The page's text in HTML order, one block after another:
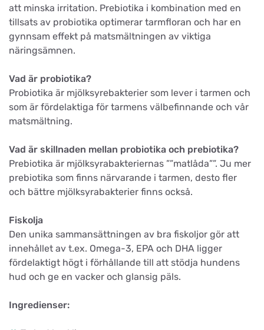
att minska irritation. Prebiotika i kombination med en
tillsats av probiotika optimerar tarmfloran och har en
gynnsam effekt på matsmältningen av viktiga
näringsämnen.
Vad är probiotika?
Probiotika är mjölksyrebakterier som lever i tarmen och
som är fördelaktiga för tarmens välbefinnande och vår
matsmältning.
Vad är skillnaden mellan probiotika och prebiotika?
Prebiotika är mjölksyrabakteriernas ””matlåda””. Ju mer
prebiotika som finns närvarande i tarmen, desto fler
och bättre mjölksyrabakterier finns också.
Fiskolja
Den unika sammansättningen av bra fiskoljor gör att
innehållet av t.ex. Omega-3, EPA och DHA ligger
fördelaktigt högt i förhållande till att stödja hundens
hud och ge en vacker och glansig päls.
Ingredienser: